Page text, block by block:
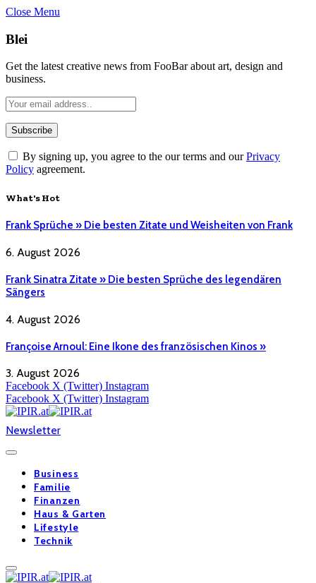
Close Menu
Blei
Get the latest creative news from FooBar about art, design and
business.
By signing up, you agree to the our terms and ourPrivacy
Policy agreement.
What's Hot
Frank Sprüche » Die besten Zitate und Weisheiten von Frank
6. August 2026
Frank Sinatra Zitate » Die besten Sprüche des legendären
Sängers
4. August 2026
Françoise Arnoul: Eine Ikone des französischen Kinos »
3. August 2026
Facebook X (Twitter) Instagram
Facebook X (Twitter) Instagram
Newsletter
Business
Familie
Finanzen
Haus & Garten
Lifestyle
Technik